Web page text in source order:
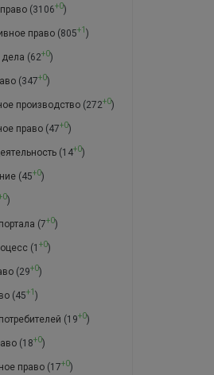
(3106+0)
право(805+1 )
(62+0)
(347+0)
производство(272+0)
право(47+0)
(14+0)
(45+0)
)
(7+0)
(1 +0)
(29+0)
(45+1 )
(19+0)
(18+0)
право(17+0)